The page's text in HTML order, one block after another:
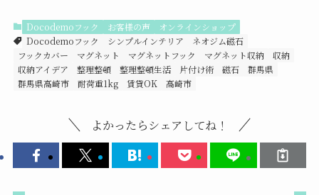
Docodemoフック お客様の声
オンラインショップ
Docodemoフック
シンプルインテリア
ネオジム磁石
フックカバー
マグネット マグネットフック マグネット収納
収納
収納アイデア
整理整頓 整理整頓生活 片付け術 磁石
群馬県
群馬県高崎市
耐荷重1kg 賃貸OK 高崎市
よかったらシェアしてね！